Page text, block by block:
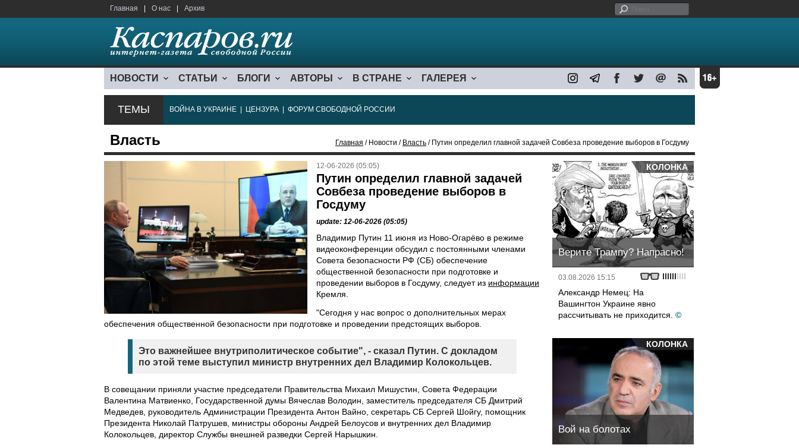
Главная О нас Архив
НОВОСТИ СТАТЬИ БЛОГИ АВТОРЫ В СТРАНЕ ГАЛЕРЕЯ
ТЕМЫ ВОЙНА В УКРАИНЕ ЦЕНЗУРА ФОРУМ СВОБОДНОЙ РОССИИ
Власть Главная / Новости / Власть / Путин определил главной задачей Совбеза проведение выборов в Госдуму
12-06-2026 (05:05)
Путин определил главной задачей
Совбеза проведение выборов в
Госдуму
update: 12-06-2026 (05:05)
Владимир Путин 11 июня из Ново-Огарёво в режиме
видеоконференции обсудил с постоянными членами
Совета безопасности РФ (СБ) обеспечение
общественной безопасности при подготовке и
проведении выборов в Госдуму, следует из информации
Кремля.
"Сегодня у нас вопрос о дополнительных мерах
обеспечения общественной безопасности при подготовке и проведении предстоящих выборов.
Это важнейшее внутриполитическое событие", - сказал Путин. С докладом
по этой теме выступил министр внутренних дел Владимир Колокольцев.
В совещании приняли участие председатели Правительства Михаил Мишустин, Совета Федерации
Валентина Матвиенко, Государственной думы Вячеслав Володин, заместитель председателя СБ Дмитрий
Медведев, руководитель Администрации Президента Антон Вайно, секретарь СБ Сергей Шойгу, помощник
Президента Николай Патрушев, министры обороны Андрей Белоусов и внутренних дел Владимир
Колокольцев, директор Службы внешней разведки Сергей Нарышкин.
КОЛОНКА
Верите Трампу? Напрасно!
03.08.2026 15:15
Александр Немец: На
Вашингтон Украине явно
рассчитывать не приходится. ©
КОЛОНКА
Вой на болотах